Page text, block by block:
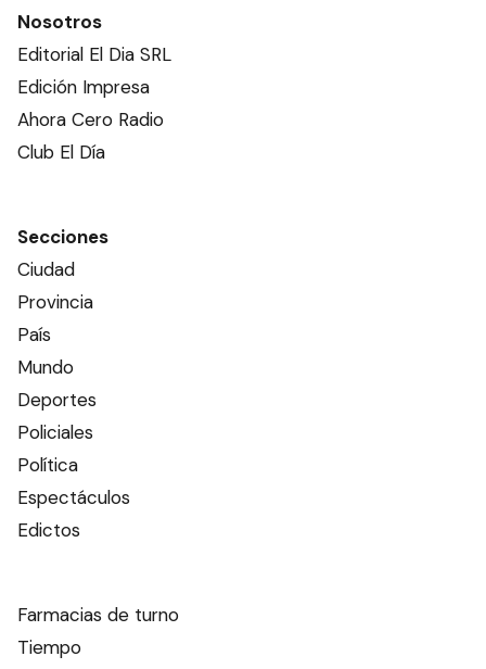
Nosotros
Editorial El Dia SRL
Edición Impresa
Ahora Cero Radio
Club El Día
Secciones
Ciudad
Provincia
País
Mundo
Deportes
Policiales
Política
Espectáculos
Edictos
Farmacias de turno
Tiempo